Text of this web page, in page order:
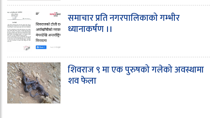
समाचार प्रति नगरपालिकाको गम्भीर
ध्यानाकर्षण ।।
शिवराज ९ मा एक पुरुषको गलेको अवस्थामा
शव फेला